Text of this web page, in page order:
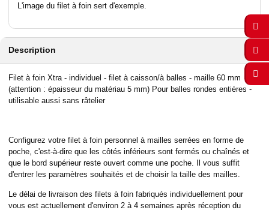
L'image du filet à foin sert d'exemple.
Description
Filet à foin Xtra - individuel - filet à caisson/à balles - maille 60 mm
(attention : épaisseur du matériau 5 mm) Pour balles rondes entières -
utilisable aussi sans râtelier
Configurez votre filet à foin personnel à mailles serrées en forme de
poche, c'est-à-dire que les côtés inférieurs sont fermés ou chaînés et
que le bord supérieur reste ouvert comme une poche. Il vous suffit
d'entrer les paramètres souhaités et de choisir la taille des mailles.
Le délai de livraison des filets à foin fabriqués individuellement pour
vous est actuellement d'environ 2 à 4 semaines après réception du